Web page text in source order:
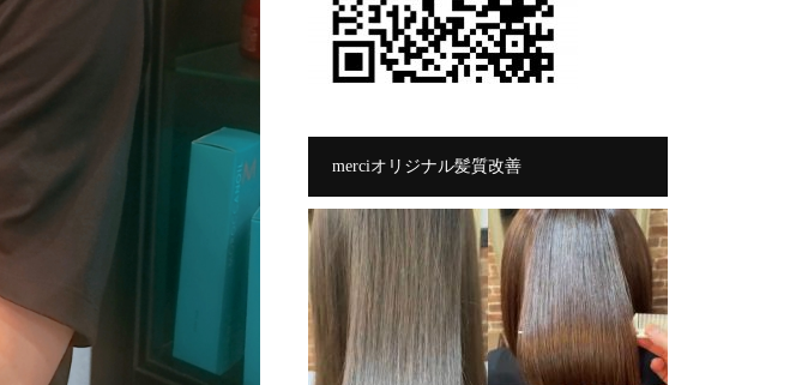
merciオリジナル髪質改善